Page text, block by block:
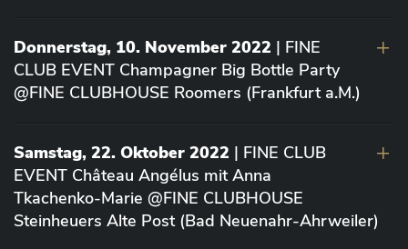
Donnerstag, 10. November 2022 | FINE
CLUB EVENT Champagner Big Bottle Party
@FINE CLUBHOUSE Roomers (Frankfurt a.M.)
Samstag, 22. Oktober 2022 | FINE CLUB
EVENT Château Angélus mit Anna
Tkachenko-Marie @FINE CLUBHOUSE
Steinheuers Alte Post (Bad Neuenahr-Ahrweiler)